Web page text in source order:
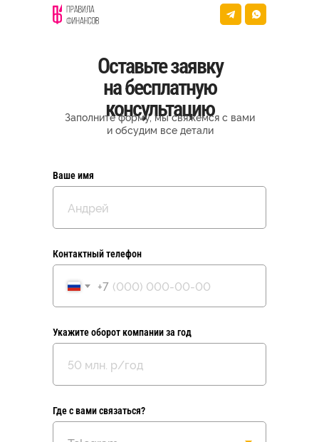
Оставьте заявку
на бесплатную
консультацию
Заполните форму, мы свяжемся с вами
и обсудим все детали
Ваше имя
Контактный телефон
+7
Укажите оборот компании за год
Где с вами связаться?